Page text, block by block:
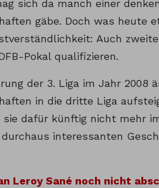
sich da manch einer
gäbe. Doch was heute
Auch
Pokal qualifizieren.
der 3. Liga im Jahr 2008
in die dritte Liga
sie dafür künftig nicht mehr
interessanten
Leroy Sané noch nicht